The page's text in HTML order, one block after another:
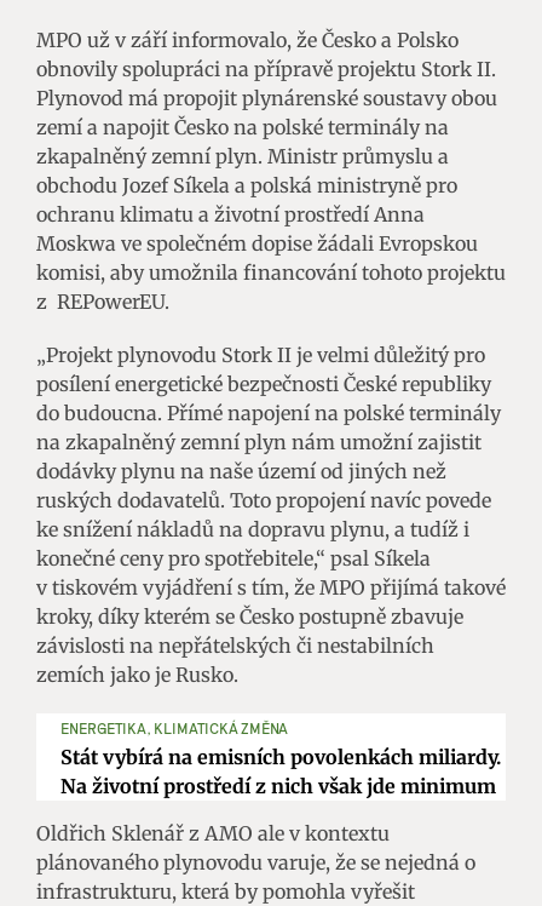
MPO už v září informovalo, že Česko a Polsko
obnovily spolupráci na přípravě projektu Stork II.
Plynovod má propojit plynárenské soustavy obou
zemí a napojit Česko na polské terminály na
zkapalněný zemní plyn. Ministr průmyslu a
obchodu Jozef Síkela a polská ministryně pro
ochranu klimatu a životní prostředí Anna
Moskwa ve společném dopise žádali Evropskou
komisi, aby umožnila financování tohoto projektu
z REPowerEU.
„Projekt plynovodu Stork II je velmi důležitý pro
posílení energetické bezpečnosti České republiky
do budoucna. Přímé napojení na polské terminály
na zkapalněný zemní plyn nám umožní zajistit
dodávky plynu na naše území od jiných než
ruských dodavatelů. Toto propojení navíc povede
ke snížení nákladů na dopravu plynu, a tudíž i
konečné ceny pro spotřebitele,“ psal Síkela
v tiskovém vyjádření s tím, že MPO přijímá takové
kroky, díky kterém se Česko postupně zbavuje
závislosti na nepřátelských či nestabilních
zemích jako je Rusko.
ENERGETIKA, KLIMATICKÁ ZMĚNA
Stát vybírá na emisních povolenkách miliardy.
Na životní prostředí z nich však jde minimum
Oldřich Sklenář z AMO ale v kontextu
plánovaného plynovodu varuje, že se nejedná o
infrastrukturu, která by pomohla vyřešit